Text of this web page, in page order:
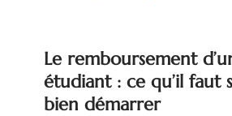
Le remboursement
étudiant : ce qu’il faut
bien démarrer